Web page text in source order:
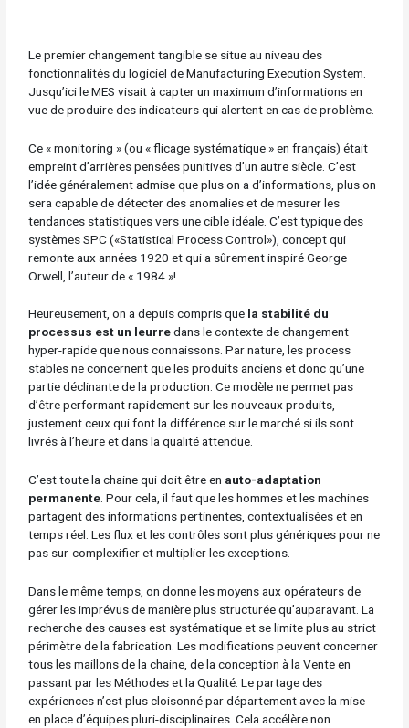
Le premier changement tangible se situe au niveau des
fonctionnalités du logiciel de Manufacturing Execution System.
Jusqu’ici le MES visait à capter un maximum d’informations en
vue de produire des indicateurs qui alertent en cas de problème.
Ce « monitoring » (ou « flicage systématique » en français) était
empreint d’arrières pensées punitives d’un autre siècle. C’est
l’idée généralement admise que plus on a d’informations, plus on
sera capable de détecter des anomalies et de mesurer les
tendances statistiques vers une cible idéale. C’est typique des
systèmes SPC («Statistical Process Control»), concept qui
remonte aux années 1920 et qui a sûrement inspiré George
Orwell, l’auteur de « 1984 »!
Heureusement, on a depuis compris que la stabilité du
processus est un leurredans le contexte de changement
hyper-rapide que nous connaissons. Par nature, les process
stables ne concernent que les produits anciens et donc qu’une
partie déclinante de la production. Ce modèle ne permet pas
d’être performant rapidement sur les nouveaux produits,
justement ceux qui font la différence sur le marché si ils sont
livrés à l’heure et dans la qualité attendue.
C’est toute la chaine qui doit être en auto-adaptation
permanente. Pour cela, il faut que les hommes et les machines
partagent des informations pertinentes, contextualisées et en
temps réel. Les flux et les contrôles sont plus génériques pour ne
pas sur-complexifier et multiplier les exceptions.
Dans le même temps, on donne les moyens aux opérateurs de
gérer les imprévus de manière plus structurée qu’auparavant. La
recherche des causes est systématique et se limite plus au strict
périmètre de la fabrication. Les modifications peuvent concerner
tous les maillons de la chaine, de la conception à la Vente en
passant par les Méthodes et la Qualité. Le partage des
expériences n’est plus cloisonné par département avec la mise
en place d’équipes pluri-disciplinaires. Cela accélère non